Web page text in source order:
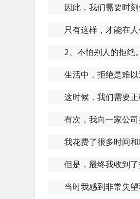
因此，我们需要时
只有这样，才能在
2、不怕别人的拒绝。
生活中，拒绝是难以
这时候，我们需要
有次，我向一家公司
我花费了很多时间
但是，最终我收到了
当时我感到非常失